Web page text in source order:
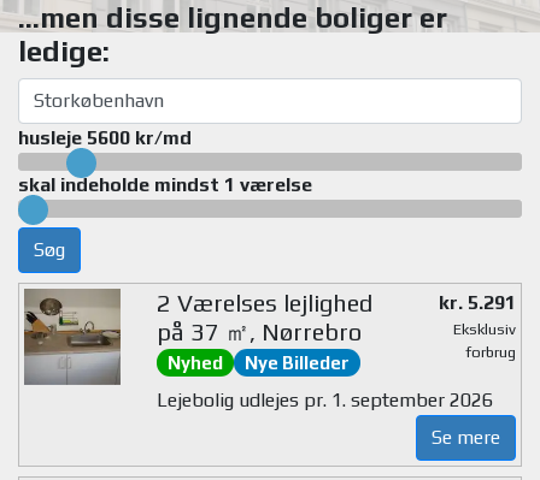
...men disse lignende boliger er
ledige:
husleje 5600 kr/md
skal indeholde mindst 1 værelse
Søg
2 Værelses lejlighed
på 37 ㎡, Nørrebro
Nyhed Nye Billeder
kr. 5.291
Eksklusiv
forbrug
Lejebolig udlejes pr. 1. september 2026
Se mere